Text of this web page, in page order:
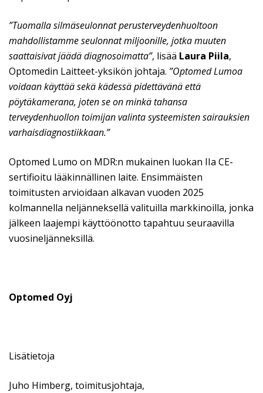
”Tuomalla silmäseulonnat perusterveydenhuoltoon
mahdollistamme seulonnat miljoonille, jotka muuten
saattaisivat jäädä diagnosoimatta”, lisää Laura Piila,
Optomedin Laitteet-yksikön johtaja. ”Optomed Lumoa
voidaan käyttää sekä kädessä pidettävänä että
pöytäkamerana, joten se on minkä tahansa
terveydenhuollon toimijan valinta systeemisten sairauksien
varhaisdiagnostiikkaan.”
Optomed Lumo on MDR:n mukainen luokan IIa CE-
sertifioitu lääkinnällinen laite. Ensimmäisten
toimitusten arvioidaan alkavan vuoden 2025
kolmannella neljänneksellä valituilla markkinoilla, jonka
jälkeen laajempi käyttöönotto tapahtuu seuraavilla
vuosineljänneksillä.
Optomed Oyj
Lisätietoja
Juho Himberg, toimitusjohtaja,